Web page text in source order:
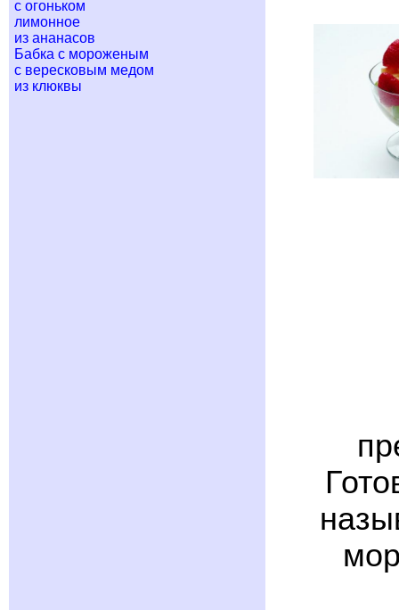
с огоньком
лимонное
из ананасов
Бабка с мороженым
с вересковым медом
из клюквы